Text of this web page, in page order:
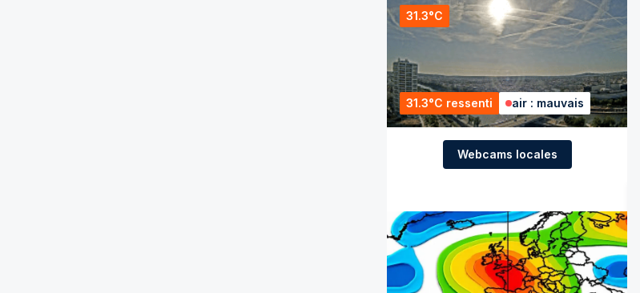
31.3°C
31.3°C ressenti air : mauvais
Webcams locales